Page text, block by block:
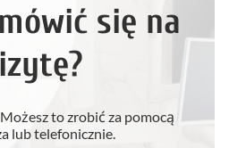
się na
to zrobić za pomocą
lub telefonicznie.